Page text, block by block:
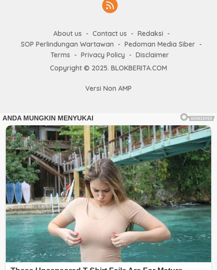
About us Contact us
Redaksi
SOP Perlindungan Wartawan
Pedoman Media Siber
Terms
Privacy Policy
Disclaimer
Copyright © 2025. BLOKBERITA.COM
Versi Non AMP